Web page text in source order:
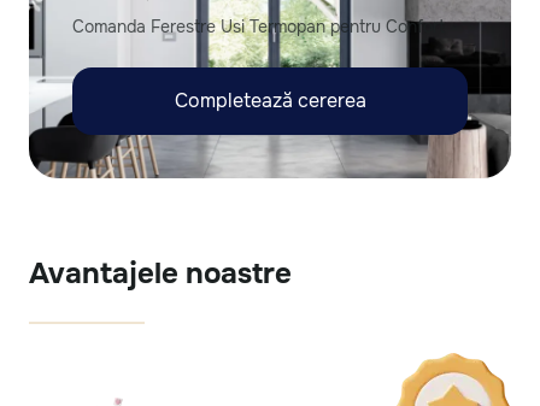
Comanda Ferestre Usi Termopan pentru Confort
Completează cererea
Avantajele noastre